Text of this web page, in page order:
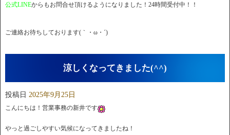
公式LINEからもお問合せ頂けるようになりました！24時間受付中！！
ご連絡お待ちしております(｀・ω・´)ゞ
涼しくなってきました(^^)
投稿日 2025年9月25日
こんにちは！営業事務の新井です
やっと過ごしやすい気候になってきましたね！